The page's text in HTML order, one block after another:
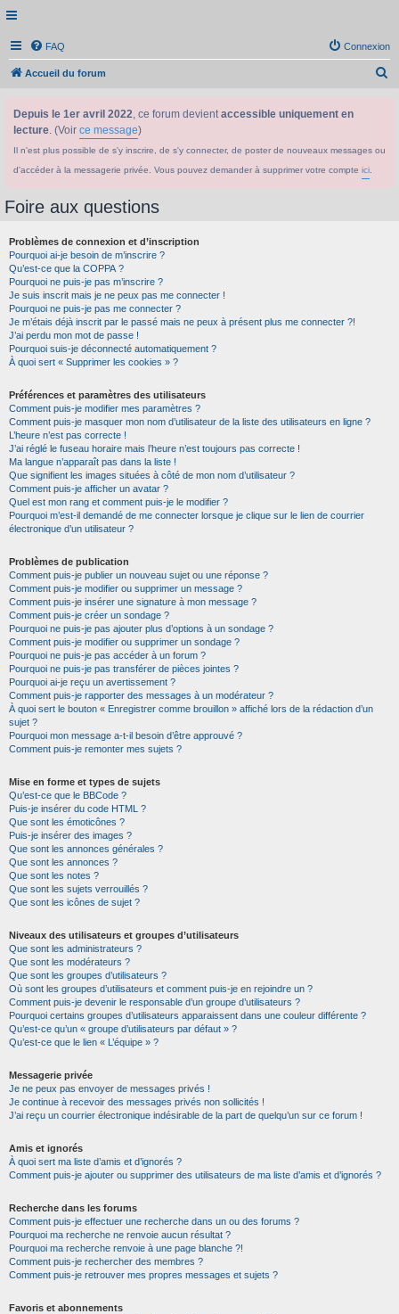
FAQ Connexion
Accueil du forum
Depuis le 1er avril 2022, ce forum devientaccessible uniquement en
lecture. (Voir ce message)
Il n'est plus possible de s'y inscrire, de s'y connecter, de poster de nouveaux messages ou
d'accéder à la messagerie privée. Vous pouvez demander à supprimer votre compte ici
Foire aux questions
Problèmes de connexion et d’inscription
Pourquoi ai-je besoin de m’inscrire ?
Qu’est-ce que la COPPA ?
Pourquoi ne puis-je pas m’inscrire ?
Je suis inscrit mais je ne peux pas me connecter !
Pourquoi ne puis-je pas me connecter ?
Je m’étais déjà inscrit par le passé mais ne peux à présent plus me connecter ?!
J’ai perdu mon mot de passe !
Pourquoi suis-je déconnecté automatiquement ?
À quoi sert « Supprimer les cookies » ?
Préférences et paramètres des utilisateurs
Comment puis-je modifier mes paramètres ?
Comment puis-je masquer mon nom d’utilisateur de la liste des utilisateurs en ligne ?
L’heure n’est pas correcte !
J’ai réglé le fuseau horaire mais l’heure n’est toujours pas correcte !
Ma langue n’apparaît pas dans la liste !
Que signifient les images situées à côté de mon nom d’utilisateur ?
Comment puis-je afficher un avatar ?
Quel est mon rang et comment puis-je le modifier ?
Pourquoi m’est-il demandé de me connecter lorsque je clique sur le lien de courrier
électronique d’un utilisateur ?
Problèmes de publication
Comment puis-je publier un nouveau sujet ou une réponse ?
Comment puis-je modifier ou supprimer un message ?
Comment puis-je insérer une signature à mon message ?
Comment puis-je créer un sondage ?
Pourquoi ne puis-je pas ajouter plus d’options à un sondage ?
Comment puis-je modifier ou supprimer un sondage ?
Pourquoi ne puis-je pas accéder à un forum ?
Pourquoi ne puis-je pas transférer de pièces jointes ?
Pourquoi ai-je reçu un avertissement ?
Comment puis-je rapporter des messages à un modérateur ?
À quoi sert le bouton « Enregistrer comme brouillon » affiché lors de la rédaction d’un
sujet ?
Pourquoi mon message a-t-il besoin d’être approuvé ?
Comment puis-je remonter mes sujets ?
Mise en forme et types de sujets
Qu’est-ce que le BBCode ?
Puis-je insérer du code HTML ?
Que sont les émoticônes ?
Puis-je insérer des images ?
Que sont les annonces générales ?
Que sont les annonces ?
Que sont les notes ?
Que sont les sujets verrouillés ?
Que sont les icônes de sujet ?
Niveaux des utilisateurs et groupes d’utilisateurs
Que sont les administrateurs ?
Que sont les modérateurs ?
Que sont les groupes d’utilisateurs ?
Où sont les groupes d’utilisateurs et comment puis-je en rejoindre un ?
Comment puis-je devenir le responsable d’un groupe d’utilisateurs ?
Pourquoi certains groupes d’utilisateurs apparaissent dans une couleur différente ?
Qu’est-ce qu’un « groupe d’utilisateurs par défaut » ?
Qu’est-ce que le lien « L’équipe » ?
Messagerie privée
Je ne peux pas envoyer de messages privés !
Je continue à recevoir des messages privés non sollicités !
J’ai reçu un courrier électronique indésirable de la part de quelqu’un sur ce forum !
Amis et ignorés
À quoi sert ma liste d’amis et d’ignorés ?
Comment puis-je ajouter ou supprimer des utilisateurs de ma liste d’amis et d’ignorés ?
Recherche dans les forums
Comment puis-je effectuer une recherche dans un ou des forums ?
Pourquoi ma recherche ne renvoie aucun résultat ?
Pourquoi ma recherche renvoie à une page blanche ?!
Comment puis-je rechercher des membres ?
Comment puis-je retrouver mes propres messages et sujets ?
Favoris et abonnements